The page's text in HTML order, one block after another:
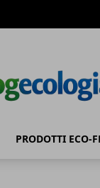
PRODOTTI ECO-